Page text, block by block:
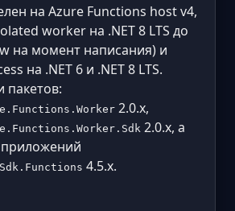
на Azure Functions host v4,
worker на .NET 8 LTS до
на момент написания) и
на .NET 6 и .NET 8 LTS.
пакетов:
2.0.x,
2.0.x, а
4.5.x.